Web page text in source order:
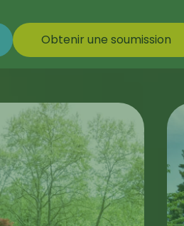
Obtenir une soumission